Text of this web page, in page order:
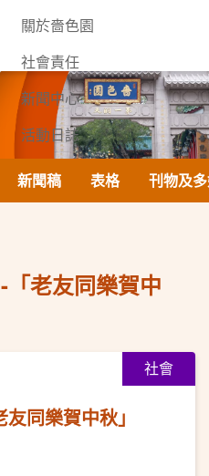
關於嗇色園
社會責任
新聞中心
活動日誌
聯絡我們
新聞稿 表格 刊物及
老友同樂賀中
社會
同樂賀中秋」